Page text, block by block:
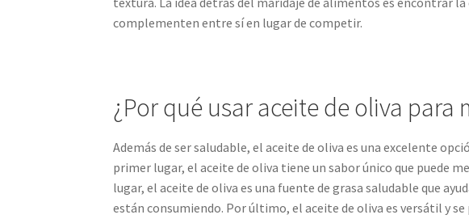
complementen entre sí en lugar de competir.
¿Por qué usar aceite de oliva
Además de ser saludable, el aceite de oliva es una excelente
primer lugar, el aceite de oliva tiene un sabor único que puede
lugar, el aceite de oliva es una fuente de grasa saludable que
están consumiendo. Por último, el aceite de oliva es versátil y